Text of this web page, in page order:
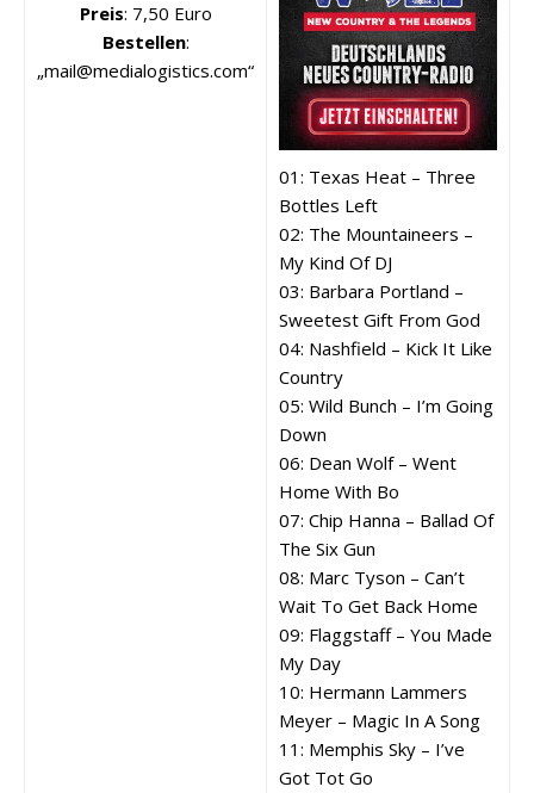
Preis: 7,50 Euro
Bestellen:
„mail@medialogistics.com“
01: Texas Heat – Three
Bottles Left
02: The Mountaineers –
My Kind Of DJ
03: Barbara Portland –
Sweetest Gift From God
04: Nashfield – Kick It Like
Country
05: Wild Bunch – I’m Going
Down
06: Dean Wolf – Went
Home With Bo
07: Chip Hanna – Ballad Of
The Six Gun
08: Marc Tyson – Can’t
Wait To Get Back Home
09: Flaggstaff – You Made
My Day
10: Hermann Lammers
Meyer – Magic In A Song
11: Memphis Sky – I’ve
Got Tot Go